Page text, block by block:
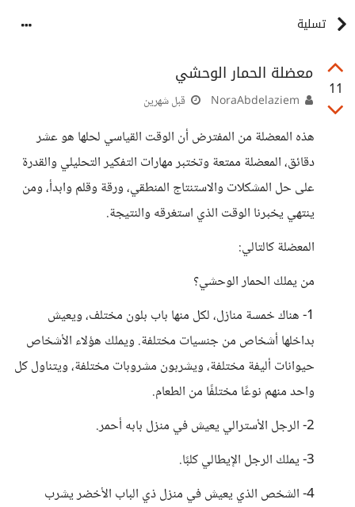
تسلية
11
معضلة الحمار الوحشي
قبل شهرين
هذه المعضلة من المفترض أن الوقت القياسي لحلها هو عشر
دقائق، المعضلة ممتعة وتختبر مهارات التفكير التحليلي والقدرة
على حل المشكلات والاستنتاج المنطقي، ورقة وقلم وابدأ، ومن
ينتهي يخبرنا الوقت الذي استغرقه والنتيجة.
المعضلة كالتالي:
من يملك الحمار الوحشي؟
1- هناك خمسة منازل، لكل منها باب بلون مختلف، ويعيش
بداخلها أشخاص من جنسيات مختلفة. ويملك هؤلاء الأشخاص
حيوانات أليفة مختلفة، ويشربون مشروبات مختلفة، ويتناول كل
واحد منهم نوعًا مختلفًا من الطعام.
2- الرجل الأسترالي يعيش في منزل بابه أحمر.
3- يملك الرجل الإيطالي كلبًا.
4- الشخص الذي يعيش في منزل ذي الباب الأخضر يشرب